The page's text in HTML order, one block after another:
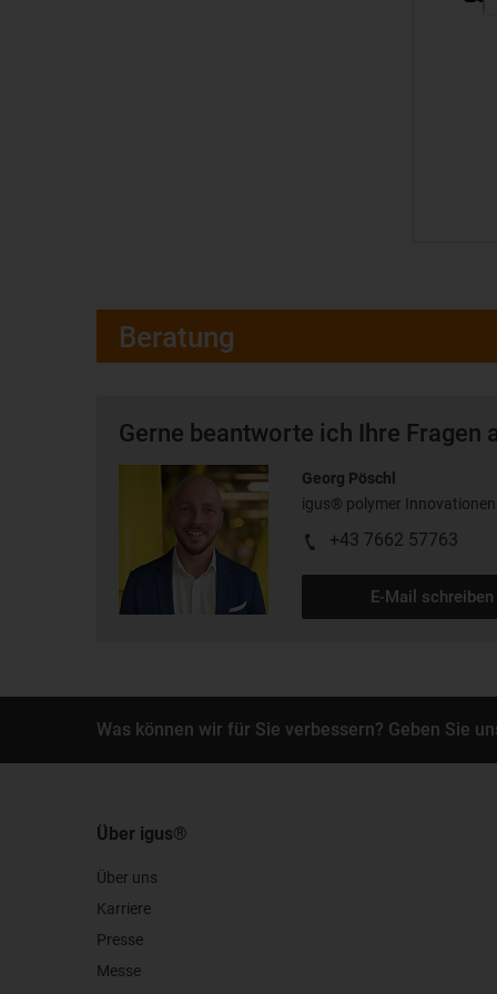
Beratung
Gerne beantworte ich Ihre Fragen
Georg Pöschl
igus® polymer
+43 7662 57763
E-Mail schreiben
Was können wir für Sie verbessern? Geben Sie
Über igus®
Über uns
Karriere
Presse
Messe